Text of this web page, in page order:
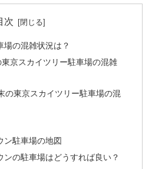
次
場の混雑状況は？
京スカイツリー駐車場の混雑
の東京スカイツリー駐車場の混
ン駐車場の地図
ンの駐車場はどうすれば良い？